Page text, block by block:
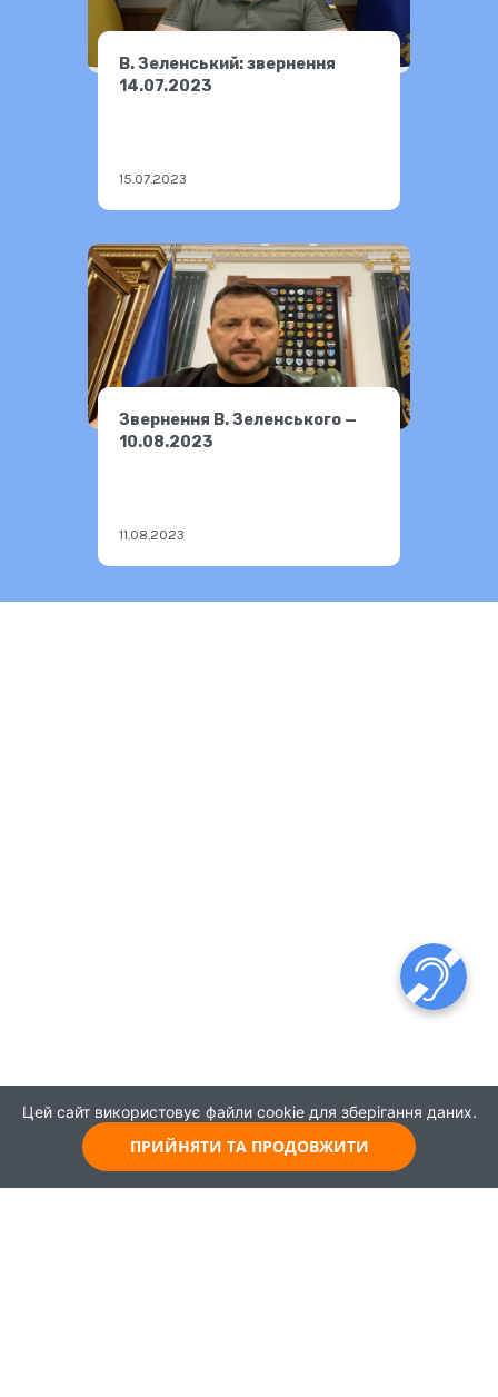
В. Зеленський: звернення
14.07.2023
15.07.2023
Звернення В. Зеленського —
10.08.2023
11.08.2023
Цей сайт використовує файли cookie для зберігання даних.
ПРИЙНЯТИ ТА ПРОДОВЖИТИ